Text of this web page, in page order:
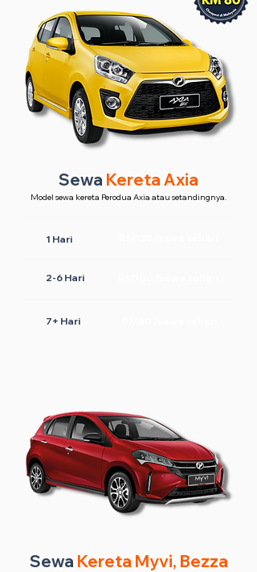
Sewa Kereta Axia
Model sewa kereta Perodua Axia atau setandingnya.
1 Hari
2-6 Hari
7+ Hari
Sewa Kereta Myvi, Bezza